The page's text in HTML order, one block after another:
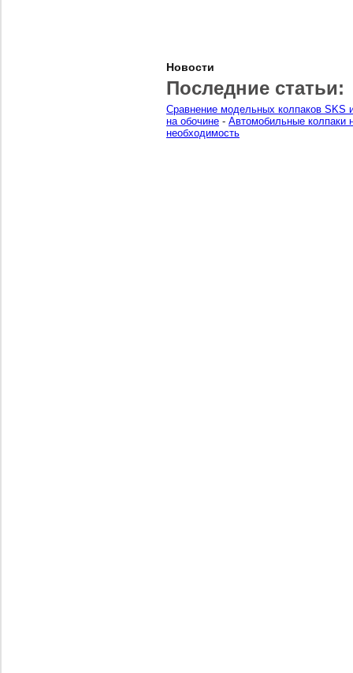
Новости
Последние статьи:
Сравнение модельных колпаков SKS
на обочине - Автомобильные колпаки
необходимость